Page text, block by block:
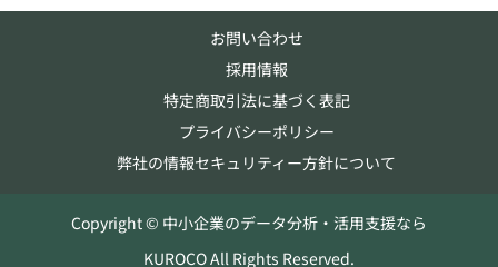
お問い合わせ
採用情報
特定商取引法に基づく表記
プライバシーポリシー
弊社の情報セキュリティー方針について
Copyright © 中小企業のデータ分析・活用支援なら
KUROCO All Rights Reserved.